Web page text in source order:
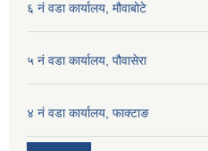
६ नं वडा कार्यालय, मौवाबोटे
५ नं वडा कार्यालय, पौवासेरा
४ नं वडा कार्यालय, फाक्टाङ